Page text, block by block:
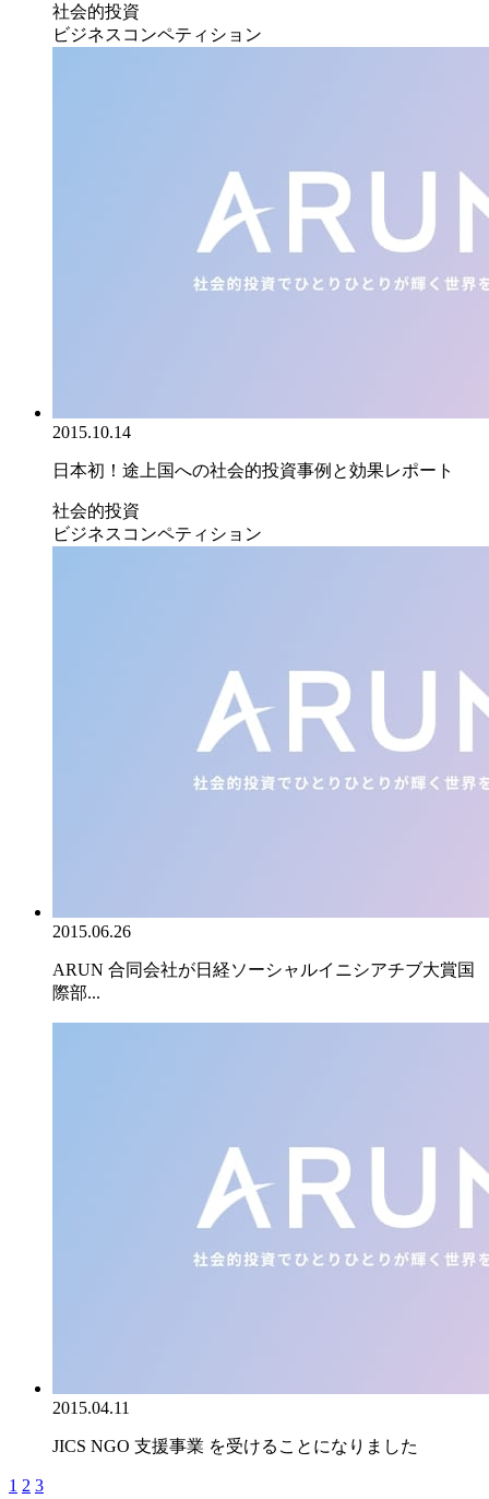
社会的投資
ビジネスコンペティション
2015.10.14
日本初！途上国への社会的投資事例と効果レポート
社会的投資
ビジネスコンペティション
2015.06.26
ARUN 合同会社が日経ソーシャルイニシアチブ大賞国
際部...
2015.04.11
JICS NGO 支援事業 を受けることになりました
1 2 3